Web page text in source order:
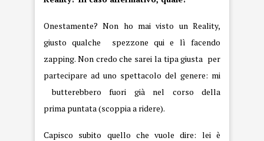
Onestamente? Non ho mai visto un Reality,
giusto qualche spezzone qui e lì facendo
zapping. Non credo che sarei la tipa giusta per
partecipare ad uno spettacolo del genere: mi
butterebbero fuori già nel corso della
prima puntata (scoppia a ridere).
Capisco subito quello che vuole dire: lei è